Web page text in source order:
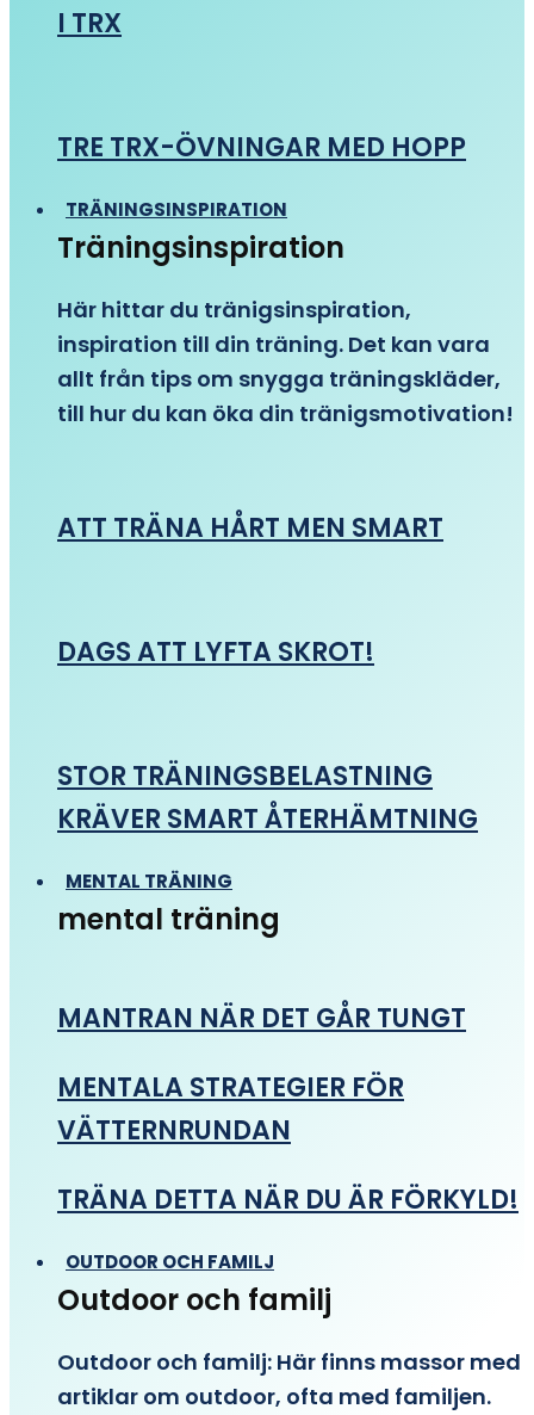
I TRX
TRE TRX-ÖVNINGAR MED HOPP
TRÄNINGSINSPIRATION
Träningsinspiration
Här hittar du tränigsinspiration,
inspiration till din träning. Det kan vara
allt från tips om snygga träningskläder,
till hur du kan öka din tränigsmotivation!
ATT TRÄNA HÅRT MEN SMART
DAGS ATT LYFTA SKROT!
STOR TRÄNINGSBELASTNING
KRÄVER SMART ÅTERHÄMTNING
MENTAL TRÄNING
mental träning
MANTRAN NÄR DET GÅR TUNGT
MENTALA STRATEGIER FÖR
VÄTTERNRUNDAN
TRÄNA DETTA NÄR DU ÄR FÖRKYLD!
OUTDOOR OCH FAMILJ
Outdoor och familj
Outdoor och familj: Här finns massor med
artiklar om outdoor, ofta med familjen.